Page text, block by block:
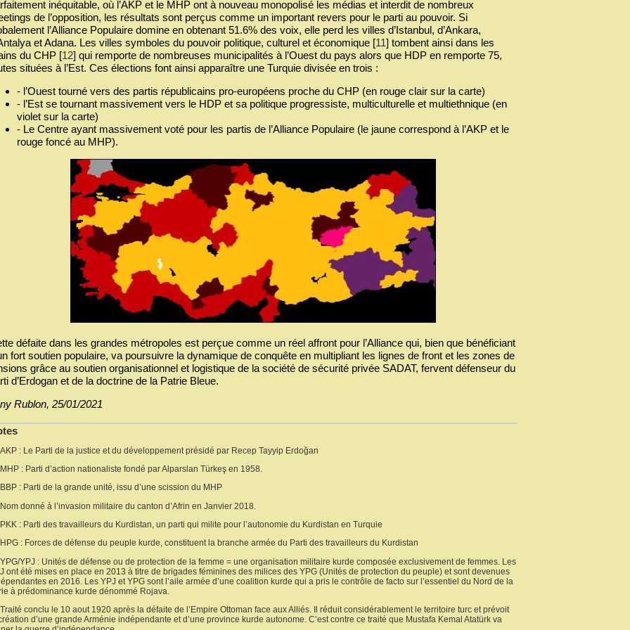
inéquitable, où l’AKP et le MHP ont à nouveau monopolisé les médias et interdit de nombreux
de l’opposition, les résultats sont perçus comme un important revers pour le parti au pouvoir. Si
l’Alliance Populaire domine en obtenant 51.6% des voix, elle perd les villes d’Istanbul, d’Ankara,
et Adana. Les villes symboles du pouvoir politique, culturel et économique [11] tombent ainsi dans les
du CHP [12] qui remporte de nombreuses municipalités à l’Ouest du pays alors que HDP en remporte 75,
situées à l’Est. Ces élections font ainsi apparaître une Turquie divisée en trois :
- l’Ouest tourné vers des partis républicains pro-européens proche du CHP (en rouge clair sur la carte)
- l’Est se tournant massivement vers le HDP et sa politique progressiste, multiculturelle et multiethnique (en
violet sur la carte)
- Le Centre ayant massivement voté pour les partis de l’Alliance Populaire (le jaune correspond à l’AKP et le
rouge foncé au MHP).
défaite dans les grandes métropoles est perçue comme un réel affront pour l’Alliance qui, bien que bénéficiant
fort soutien populaire, va poursuivre la dynamique de conquête en multipliant les lignes de front et les zones de
grâce au soutien organisationnel et logistique de la société de sécurité privée SADAT, fervent défenseur du
d’Erdogan et de la doctrine de la Patrie Bleue.
Rublon, 25/01/2021
AKP : Le Parti de la justice et du développement présidé par Recep Tayyip Erdoğan
MHP : Parti d’action nationaliste fondé par Alparslan Türkeş en 1958.
BBP : Parti de la grande unité, issu d’une scission du MHP
Nom donné à l’invasion militaire du canton d’Afrin en Janvier 2018.
PKK : Parti des travailleurs du Kurdistan, un parti qui milite pour l’autonomie du Kurdistan en Turquie
HPG : Forces de défense du peuple kurde, constituent la branche armée du Parti des travailleurs du Kurdistan
YPG/YPJ : Unités de défense ou de protection de la femme = une organisation militaire kurde composée exclusivement de femmes. Les
ont été mises en place en 2013 à titre de brigades féminines des milices des YPG (Unités de protection du peuple) et sont devenues
en 2016. Les YPJ et YPG sont l’aile armée d’une coalition kurde qui a pris le contrôle de facto sur l’essentiel du Nord de la
à prédominance kurde dénommé Rojava.
Traité conclu le 10 aout 1920 après la défaite de l’Empire Ottoman face aux Alliés. Il réduit considérablement le territoire turc et prévoit
d’une grande Arménie indépendante et d’une province kurde autonome. C’est contre ce traité que Mustafa Kemal Atatürk va